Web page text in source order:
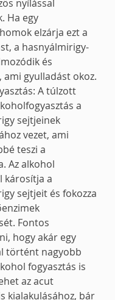
nyílással
Ha egy
elzárja ezt a
a hasnyálmirigy-
és
ami gyulladást okoz.
A túlzott
a
sejtjeinek
vezet, ami
teszi a
Az alkohol
károsítja a
sejtjeit és fokozza
Fontos
hogy akár egy
történt nagyobb
fogyasztás is
az acut
kialakulásához, bár